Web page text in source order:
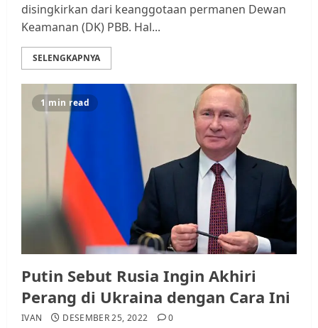
disingkirkan dari keanggotaan permanen Dewan
Keamanan (DK) PBB. Hal...
SELENGKAPNYA
1 min read
Putin Sebut Rusia Ingin Akhiri
Perang di Ukraina dengan Cara Ini
IVAN DESEMBER 25, 2022 0